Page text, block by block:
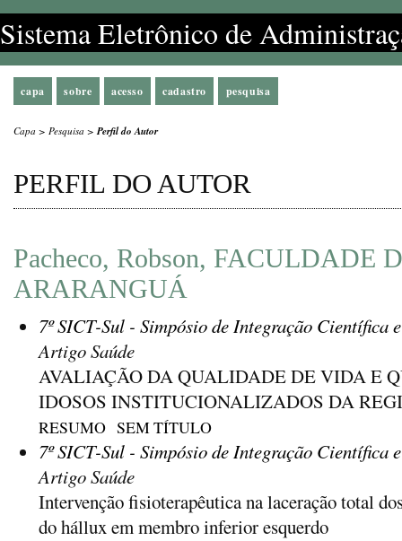
Sistema Eletrônico de
capa sobre acesso cadastro pesquisa
Capa > Pesquisa >Perfil do Autor
PERFIL DO AUTOR
Pacheco, Robson, FACULDADE
ARARANGUÁ
7º SICT-Sul - Simpósio de Integração Científica
Artigo Saúde
AVALIAÇÃO DA QUALIDADE DE VIDA E
IDOSOS INSTITUCIONALIZADOS DA
RESUMO SEM TÍTULO
7º SICT-Sul - Simpósio de Integração Científica
Artigo Saúde
Intervenção fisioterapêutica na laceração total
do hállux em membro inferior esquerdo